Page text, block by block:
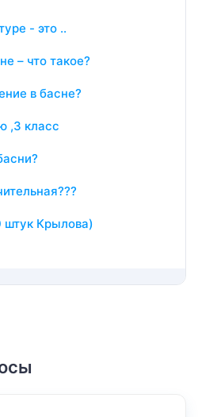
- это ..
– что такое?
в басне?
,3 класс
штук Крылова)